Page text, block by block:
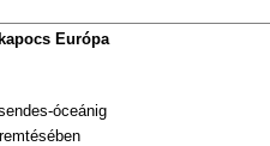
Európa
óceánig